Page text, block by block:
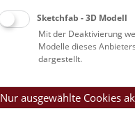
Sketchfab - 3D Modell
Mit der Deaktivierung
Modelle dieses
dargestellt.
Nur ausgewählte Cookies